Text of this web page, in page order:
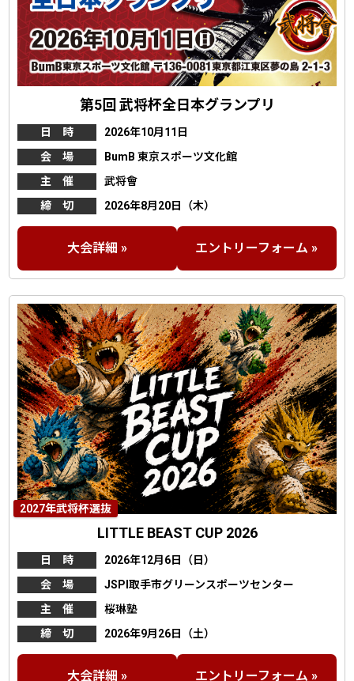
第5回 武将杯全日本グランプリ
日 時
2026年10月11日
会 場
BumB 東京スポーツ文化館
主 催
武将會
締 切
2026年8月20日（木）
大会詳細 » エントリーフォーム »
2027年武将杯選抜
LITTLE BEAST CUP 2026
日 時
2026年12月6日（日）
会 場
JSPI取手市グリーンスポーツセンター
主 催
桜琳塾
締 切
2026年9月26日（土）
大会詳細 » エントリーフォーム »